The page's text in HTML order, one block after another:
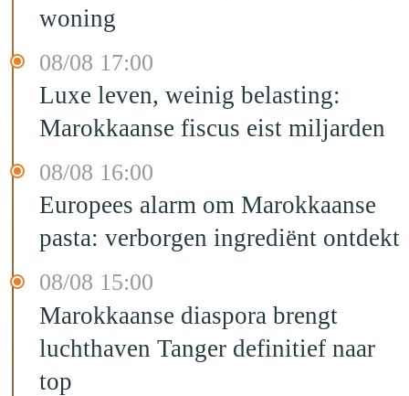
woning
08/08 17:00
Luxe leven, weinig belasting:
Marokkaanse fiscus eist miljarden
08/08 16:00
Europees alarm om Marokkaanse
pasta: verborgen ingrediënt ontdekt
08/08 15:00
Marokkaanse diaspora brengt
luchthaven Tanger definitief naar
top